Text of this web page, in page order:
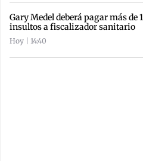
Gary Medel deberá pagar más de
insultos a fiscalizador sanitario
Hoy | 14:40